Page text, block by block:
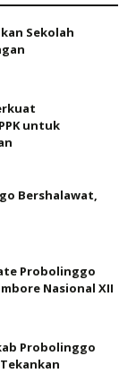
Sekolah
untuk
Bershalawat,
Probolinggo
Nasional XII
Probolinggo